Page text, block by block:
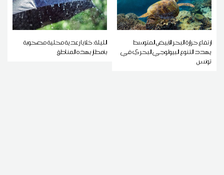
ارتفاع حرارة البحر الأبيض المتوسط
يهدد التنوع البيولوجي البحري في
تونس
الليلة: خلايا رعدية محلية مصحوبة
بأمطار بهذه المناطق